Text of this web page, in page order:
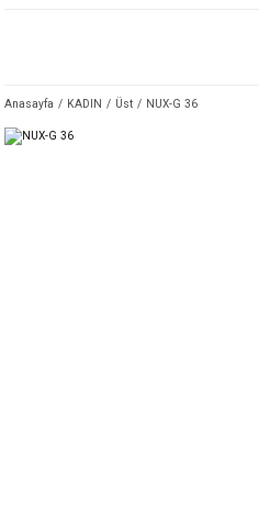
Anasayfa KADIN Üst NUX-G 36